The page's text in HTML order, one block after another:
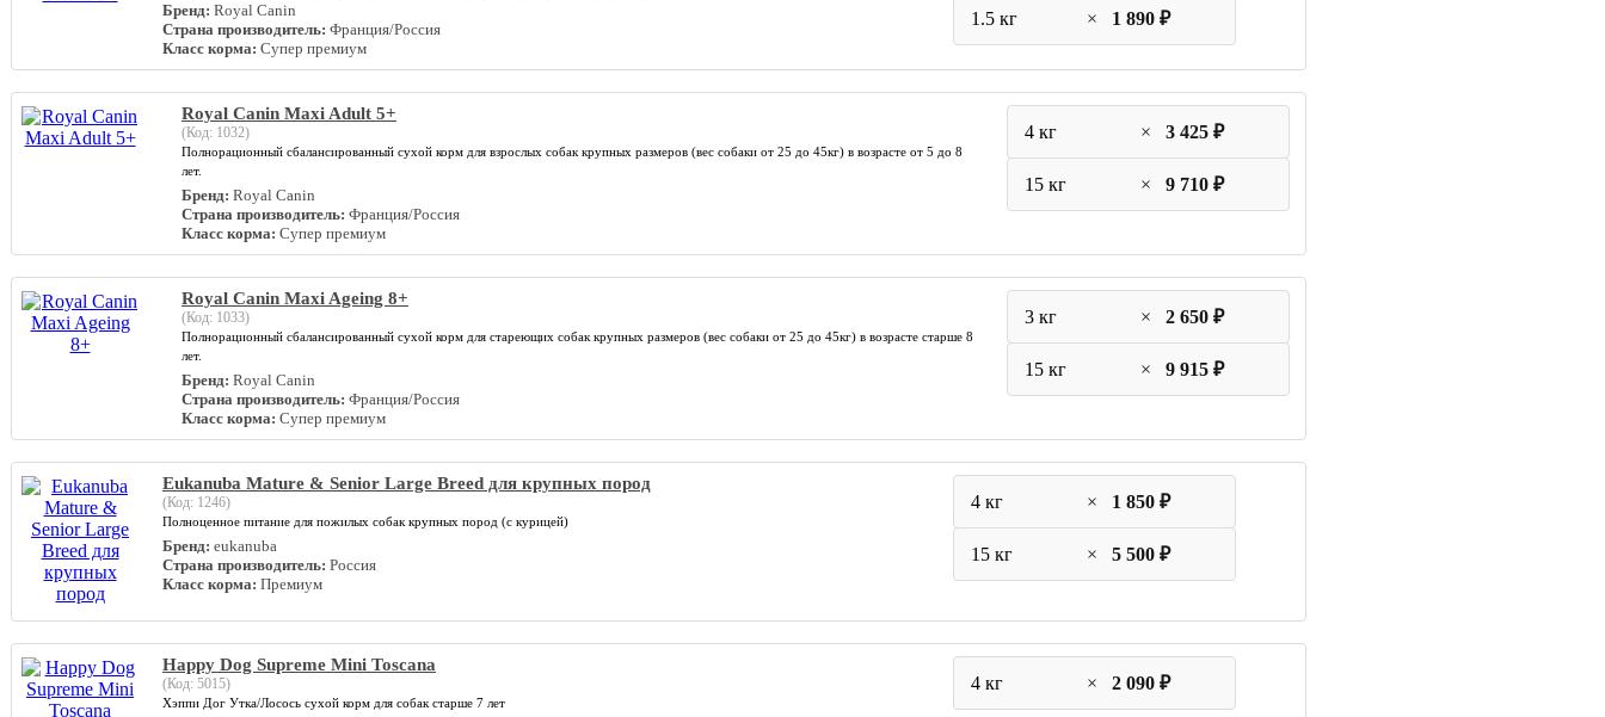
Бренд: Royal Canin
Страна производитель: Франция/Россия
Класс корма: Супер премиум
1.5 кг × 1 890 ₽
Royal Canin Maxi Adult 5+
(Код: 1032)
Полнорационный cбалансированный сухой корм для взрослых собак крупных размеров (вес собаки от 25 до 45кг) в возрасте от 5 до 8
лет.
Бренд: Royal Canin
Страна производитель: Франция/Россия
Класс корма: Супер премиум
4 кг × 3 425 ₽
15 кг × 9 710 ₽
Royal Canin Maxi Ageing 8+
(Код: 1033)
Полнорационный сбалансированный сухой корм для стареющих собак крупных размеров (вес собаки от 25 до 45кг) в возрасте старше 8
лет.
Бренд: Royal Canin
Страна производитель: Франция/Россия
Класс корма: Супер премиум
3 кг × 2 650 ₽
15 кг × 9 915 ₽
Eukanuba Mature & Senior Large Breed для крупных пород
(Код: 1246)
Полноценное питание для пожилых собак крупных пород (с курицей)
Бренд: eukanuba
Страна производитель: Россия
Класс корма: Премиум
4 кг × 1 850 ₽
15 кг × 5 500 ₽
Happy Dog Supreme Mini Toscana
(Код: 5015)
Хэппи Дог Утка/Лосось сухой корм для собак старше 7 лет
4 кг × 2 090 ₽